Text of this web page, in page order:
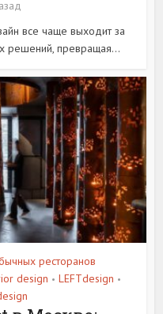
все чаще выходит за
решений, превращая...
ресторанов
design • LEFTdesign •